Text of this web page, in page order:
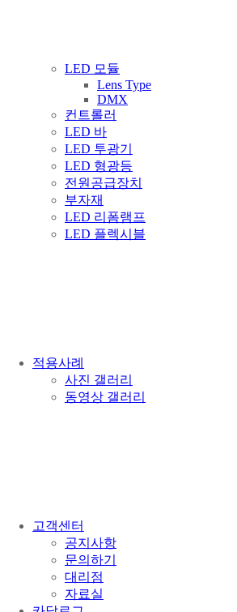
LED 모듈
Lens Type
DMX
컨트롤러
LED 바
LED 투광기
LED 형광등
전원공급장치
부자재
LED 리폼램프
LED 플렉시블
적용사례
사진 갤러리
동영상 갤러리
고객센터
공지사항
문의하기
대리점
자료실